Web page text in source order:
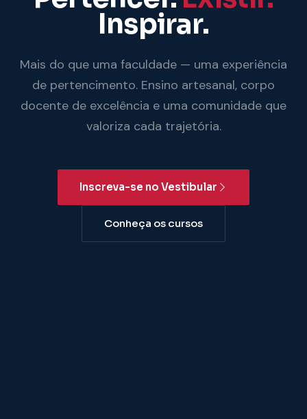
Inspirar.
Mais do que uma faculdade — uma experiência
de pertencimento. Ensino artesanal, corpo
docente de excelência e uma comunidade que
valoriza cada trajetória.
Inscreva-se no Vestibular
Conheça os cursos